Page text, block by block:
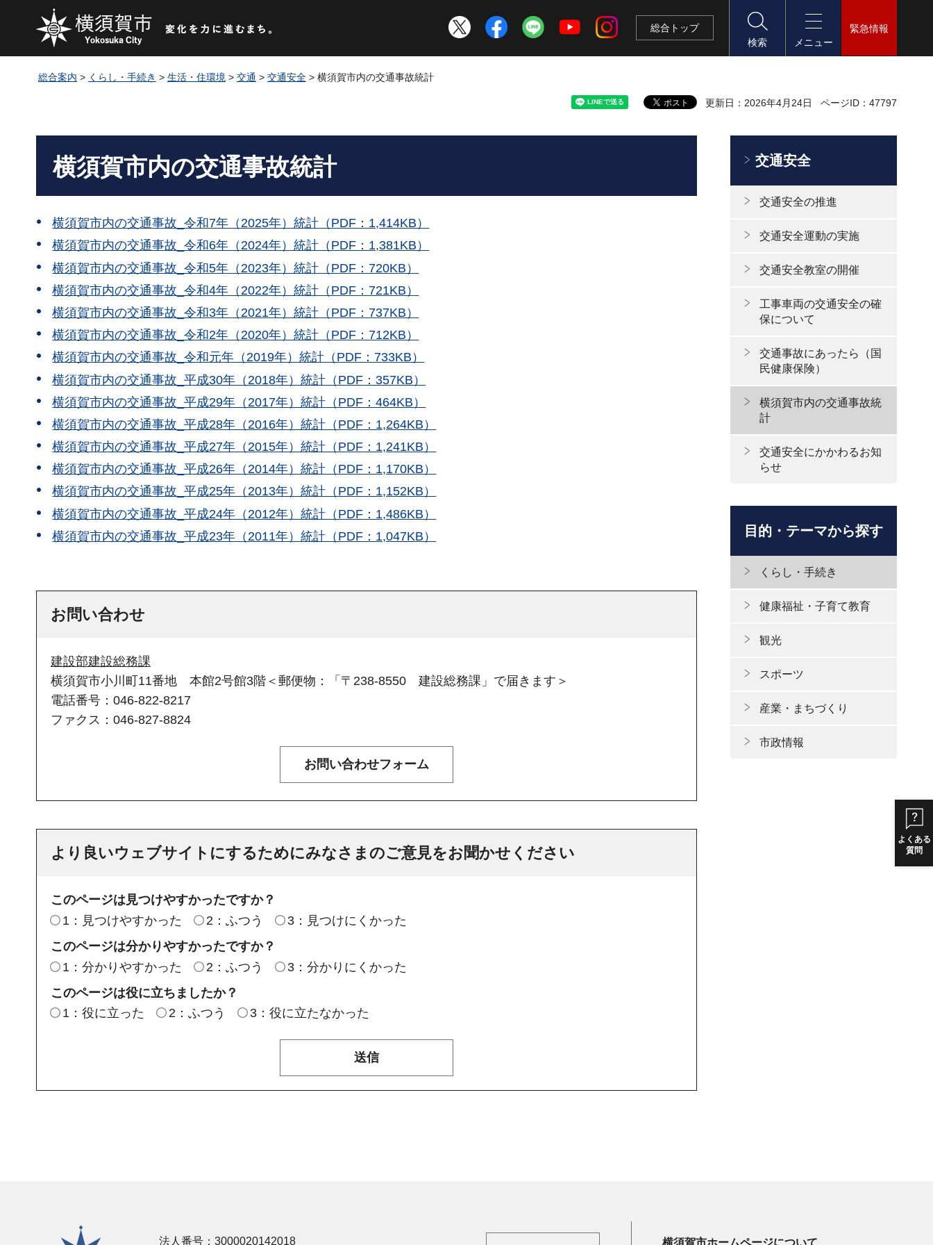
総合 トップ
検索
メニュー
緊急情報
よくある
質問
総合案内 > くらし・手続き > 生活・住環境 > 交通 > 交通安全 > 横須賀市内の交通事故統計
更新日：2026年4月24日 ページID：47797
横須賀市内の交通事故統計
横須賀市内の交通事故_令和7年（2025年）統計（PDF：1,414KB）
横須賀市内の交通事故_令和6年（2024年）統計（PDF：1,381KB）
横須賀市内の交通事故_令和5年（2023年）統計（PDF：720KB）
横須賀市内の交通事故_令和4年（2022年）統計（PDF：721KB）
横須賀市内の交通事故_令和3年（2021年）統計（PDF：737KB）
横須賀市内の交通事故_令和2年（2020年）統計（PDF：712KB）
横須賀市内の交通事故_令和元年（2019年）統計（PDF：733KB）
横須賀市内の交通事故_平成30年（2018年）統計（PDF：357KB）
横須賀市内の交通事故_平成29年（2017年）統計（PDF：464KB）
横須賀市内の交通事故_平成28年（2016年）統計（PDF：1,264KB）
横須賀市内の交通事故_平成27年（2015年）統計（PDF：1,241KB）
横須賀市内の交通事故_平成26年（2014年）統計（PDF：1,170KB）
横須賀市内の交通事故_平成25年（2013年）統計（PDF：1,152KB）
横須賀市内の交通事故_平成24年（2012年）統計（PDF：1,486KB）
横須賀市内の交通事故_平成23年（2011年）統計（PDF：1,047KB）
お問い合わせ
建設部建設総務課
横須賀市小川町11番地 本館2号館3階＜郵便物：「〒238-8550 建設総務課」で届きます＞
電話番号：046-822-8217
ファクス：046-827-8824
より良いウェブサイトにするためにみなさまのご意見をお聞かせください
このページは見つけやすかったですか？
1：見つけやすかった
2：ふつう
3：見つけにくかった
このページは分かりやすかったですか？
1：分かりやすかった
2：ふつう
3：分かりにくかった
このページは役に立ちましたか？
1：役に立った
2：ふつう 3：役に立たなかった
交通安全
交通安全の推進
交通安全運動の実施
交通安全教室の開催
工事車両の交通安全の確
保について
交通事故にあったら（国
民健康保険）
横須賀市内の交通事故統
計
交通安全にかかわるお知
らせ
目的・テーマから探す
くらし・手続き
健康福祉・子育て教育
観光
スポーツ
産業・まちづくり
市政情報
横須賀市 法人番号：3000020142018